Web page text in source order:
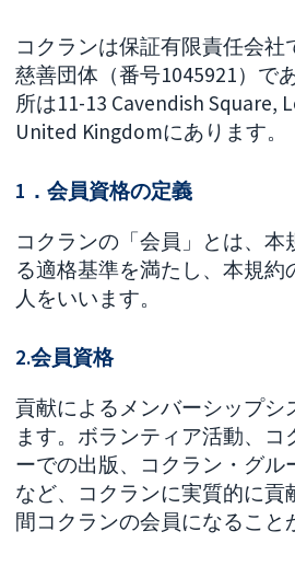
コクランは保証有限責任会
慈善団体（番号1045921）で
所は11-13 Cavendish Square,
United Kingdomにあります。
1．会員資格の定義
コクランの「会員」とは、本
る適格基準を満たし、本規約
人をいいます。
2.会員資格
貢献によるメンバーシップシ
ます。ボランティア活動、コ
ーでの出版、コクラン・グル
など、コクランに実質的に貢
間コクランの会員になること